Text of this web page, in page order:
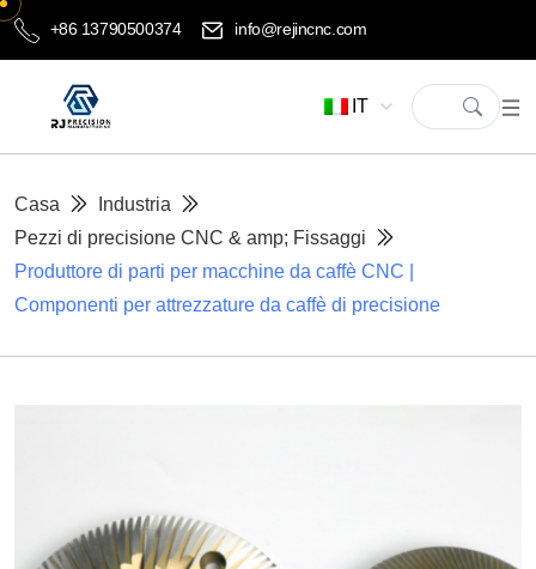
+86 13790500374 info@rejincnc.com
IT
Casa
Industria
Pezzi di precisione CNC & amp; Fissaggi
Produttore di parti per macchine da caffè CNC |
Componenti per attrezzature da caffè di precisione